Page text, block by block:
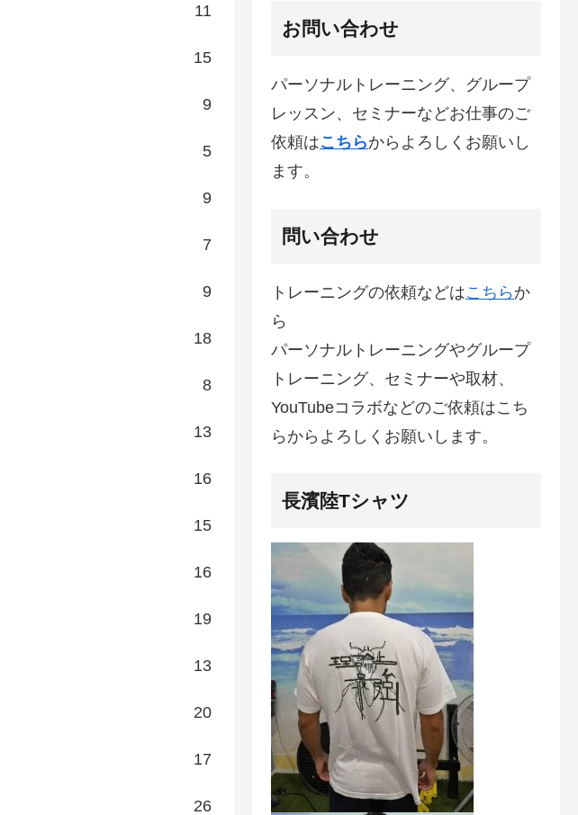
11
15
9
5
9
7
9
18
8
13
16
15
16
19
13
20
17
26
お問い合わせ
パーソナルトレーニング、グループ
レッスン、セミナーなどお仕事のご
依頼はこちらからよろしくお願いし
ます。
問い合わせ
トレーニングの依頼などはこちら か
ら
パーソナルトレーニングやグループ
トレーニング、セミナーや取材、
YouTubeコラボなどのご依頼はこち
らからよろしくお願いします。
長濱陸Tシャツ